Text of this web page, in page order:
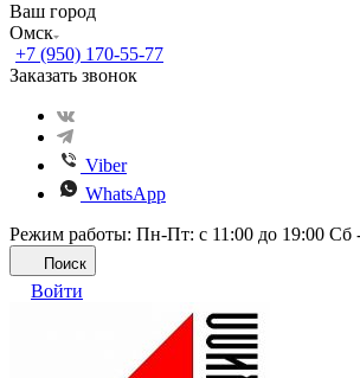
Ваш город
Омск
+7 (950) 170-55-77
Заказать звонок
Viber
WhatsApp
Режим работы: Пн-Пт: с 11:00 до 19:00 Сб
Поиск
Войти